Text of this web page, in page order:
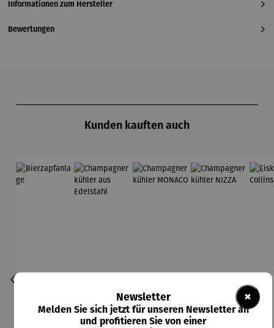
Informationen zum Hersteller
Bewertungen
Kunden kauften auch
×
Newsletter
Melden Sie sich jetzt für unseren Newsletter an
und profitieren Sie von einer